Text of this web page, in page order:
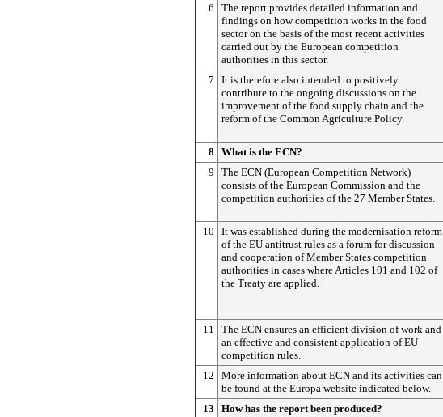
6
The report provides detailed information and
findings on how competition works in the food
sector on the basis of the most recent activities
carried out by the European competition
authorities in this sector.
7
It is therefore also intended to positively
contribute to the ongoing discussions on the
improvement of the food supply chain and the
reform of the Common Agriculture Policy.
8
What is the ECN?
9
The ECN (European Competition Network)
consists of the European Commission and the
competition authorities of the 27 Member States.
10
It was established during the modernisation reform
of the EU antitrust rules as a forum for discussion
and cooperation of Member States competition
authorities in cases where Articles 101 and 102 of
the Treaty are applied.
11
The ECN ensures an efficient division of work and
an effective and consistent application of EU
competition rules.
12
More information about ECN and its activities can
be found at the Europa website indicated below.
13
How has the report been produced?